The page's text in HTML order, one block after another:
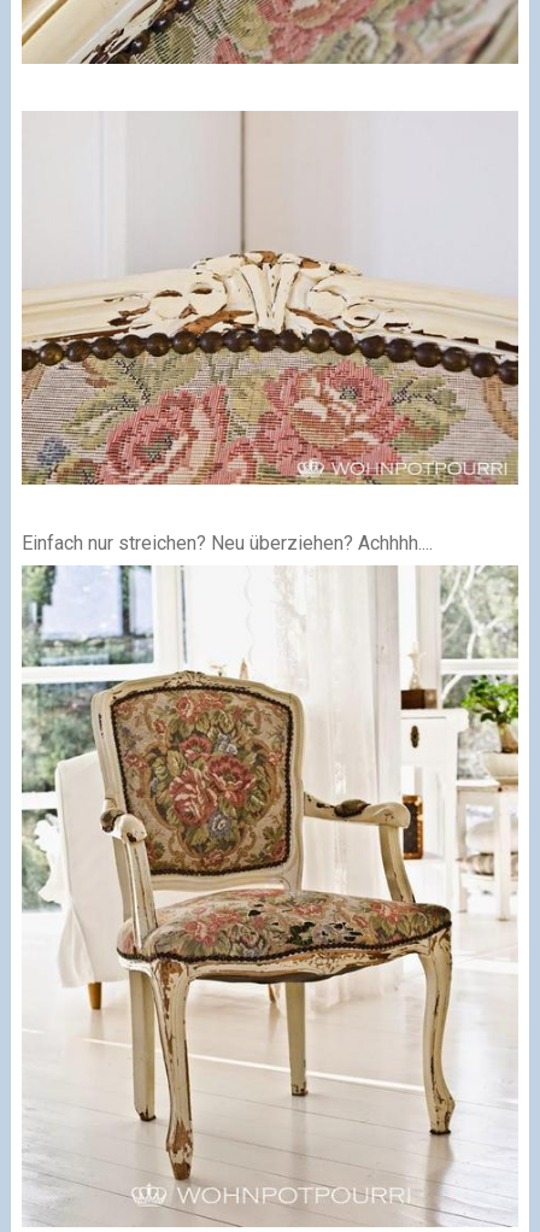
Einfach nur streichen? Neu überziehen? Achhhh....